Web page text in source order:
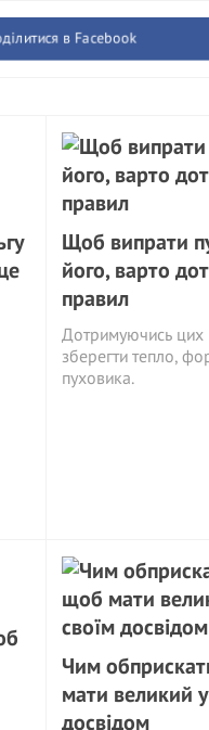
в Facebook
Щоб випрати
його, варто
правил
Дотримуючись цих
зберегти тепло,
пуховика.
Чим
мати великий
досвідом